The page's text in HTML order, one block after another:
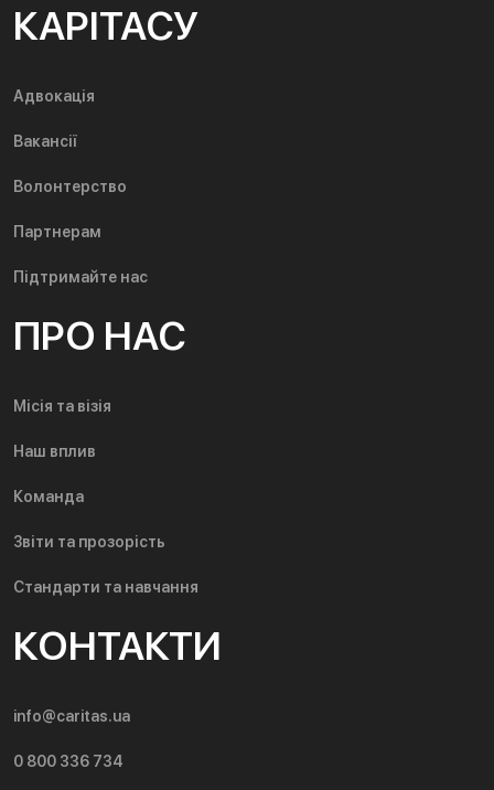
КАРІТАСУ
Адвокація
Вакансії
Волонтерство
Партнерам
Підтримайте нас
ПРО НАС
Місія та візія
Наш вплив
Команда
Звіти та прозорість
Стандарти та навчання
КОНТАКТИ
info@caritas.ua
0 800 336 734